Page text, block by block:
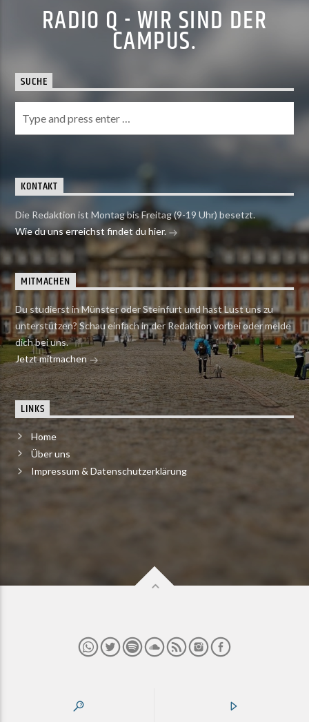
RADIO Q - WIR SIND DER
CAMPUS.
SUCHE
KONTAKT
Die Redaktion ist Montag bis Freitag (9-19 Uhr) besetzt.
Wie du uns erreichst findet du hier.
MITMACHEN
Du studierst in Münster oder Steinfurt und hast Lust uns zu
unterstützen? Schau einfach in der Redaktion vorbei oder melde
dich bei uns.
Jetzt mitmachen
LINKS
Home
Über uns
Impressum & Datenschutzerklärung